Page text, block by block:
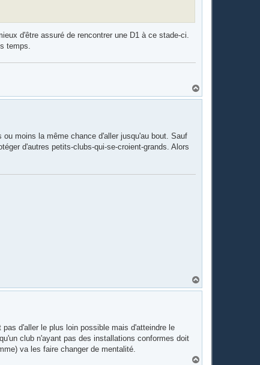
d'être assuré de rencontrer une D1 à ce stade-ci.
temps.
a
moins la même chance d'aller jusqu'au bout. Sauf
d'autres petits-clubs-qui-se-croient-grands. Alors
a
d'aller le plus loin possible mais d'atteindre le
club n'ayant pas des installations conformes doit
va les faire changer de mentalité.